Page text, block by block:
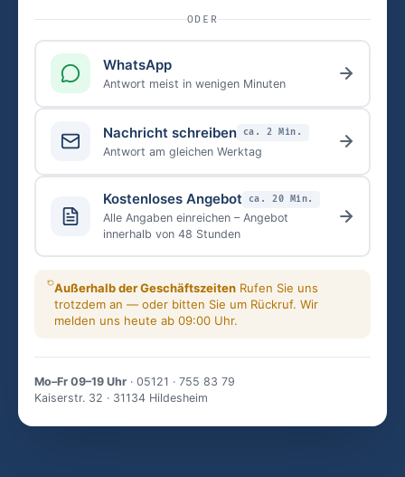
ODER
WhatsApp
Antwort meist in wenigen Minuten
Nachricht schreiben ca. 2 Min.
Antwort am gleichen Werktag
Kostenloses Angebot ca. 20 Min.
Alle Angaben einreichen – Angebot
innerhalb von 48 Stunden
Außerhalb der GeschäftszeitenRufen Sie uns
trotzdem an — oder bitten Sie um Rückruf. Wir
melden uns heute ab 09:00 Uhr.
Mo–Fr 09–19 Uhr · 05121 · 755 83 79
Kaiserstr. 32 · 31134 Hildesheim